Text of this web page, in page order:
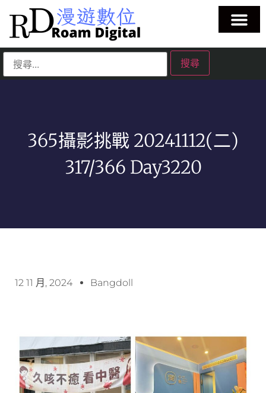
365攝影挑戰 20241112(二)
317/366 Day3220
12 11 月, 2024 Bangdoll